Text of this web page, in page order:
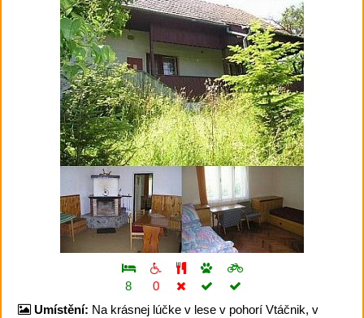
8
0
Umístění: Na krásnej lúčke v lese v pohorí Vtáčnik, v